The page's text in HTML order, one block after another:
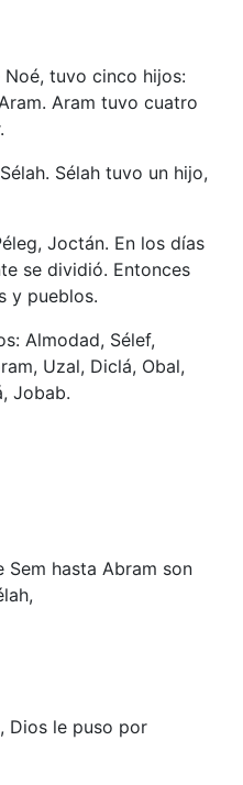
Noé, tuvo cinco hijos:
Aram tuvo cuatro
Sélah tuvo un hijo,
Joctán. En los días
se dividió. Entonces
y pueblos.
Almodad, Sélef,
Uzal, Diclá, Obal,
Jobab.
Sem hasta Abram son
Dios le puso por